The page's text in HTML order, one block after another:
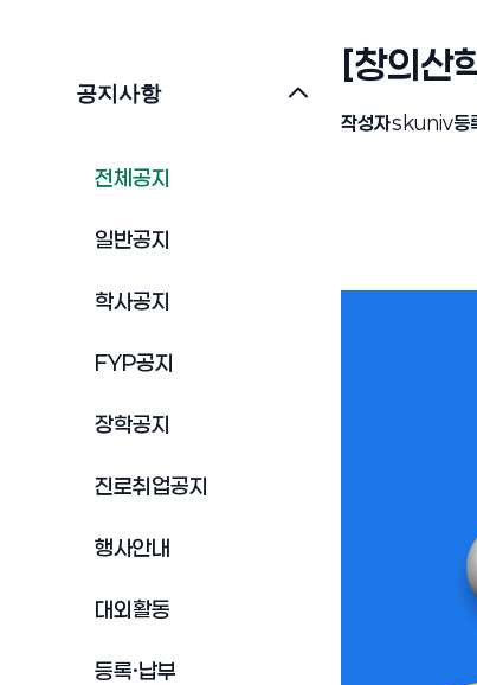
공지사항
전체공지
일반공지
학사공지
FYP공지
장학공지
진로취업공지
행사안내
대외활동
등록·납부
[창의산
작성자skuniv등